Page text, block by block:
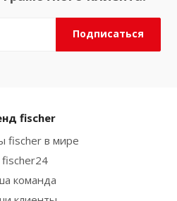
fischer
fischer в мире
команда